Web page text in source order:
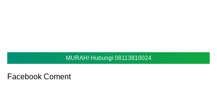
MURAH! Hubungi 08113810024
Facebook Coment